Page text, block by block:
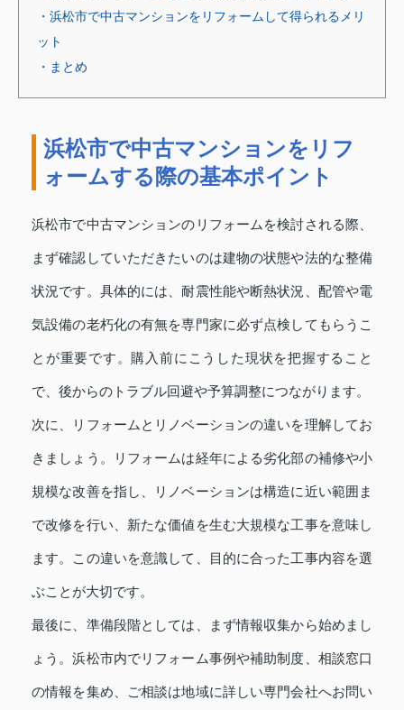
・浜松市で中古マンションをリフォームして得られるメリ
ット
・まとめ
浜松市で中古マンションをリフ
ォームする際の基本ポイント
浜松市で中古マンションのリフォームを検討される際、
まず確認していただきたいのは建物の状態や法的な整備
状況です。具体的には、耐震性能や断熱状況、配管や電
気設備の老朽化の有無を専門家に必ず点検してもらうこ
とが重要です。購入前にこうした現状を把握すること
で、後からのトラブル回避や予算調整につながります。
次に、リフォームとリノベーションの違いを理解してお
きましょう。リフォームは経年による劣化部の補修や小
規模な改善を指し、リノベーションは構造に近い範囲ま
で改修を行い、新たな価値を生む大規模な工事を意味し
ます。この違いを意識して、目的に合った工事内容を選
ぶことが大切です。
最後に、準備段階としては、まず情報収集から始めまし
ょう。浜松市内でリフォーム事例や補助制度、相談窓口
の情報を集め、ご相談は地域に詳しい専門会社へお問い